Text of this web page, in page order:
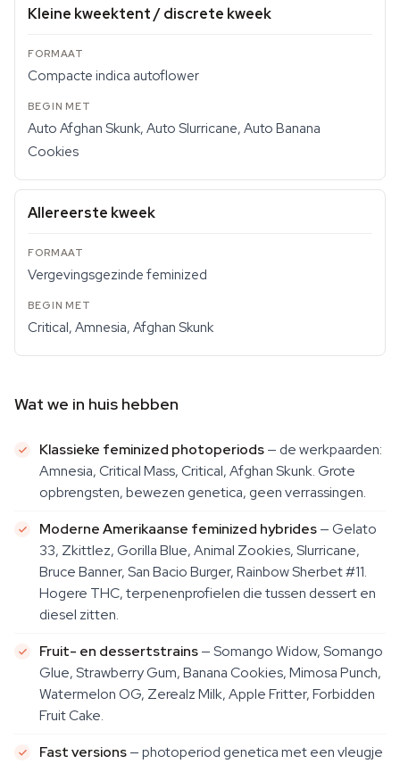
Kleine kweektent / discrete kweek
Compacte indica autoflower
Auto Afghan Skunk, Auto Slurricane, Auto Banana
Cookies
Allereerste kweek
Vergevingsgezinde feminized
Critical, Amnesia, Afghan Skunk
Wat we in huis hebben
Klassieke feminized photoperiods— de werkpaarden:
Amnesia, Critical Mass, Critical, Afghan Skunk. Grote
opbrengsten, bewezen genetica, geen verrassingen.
Moderne Amerikaanse feminized hybrides— Gelato
33, Zkittlez, Gorilla Blue, Animal Zookies, Slurricane,
Bruce Banner, San Bacio Burger, Rainbow Sherbet #11.
Hogere THC, terpenenprofielen die tussen dessert en
diesel zitten.
Fruit- en dessertstrains— Somango Widow, Somango
Glue, Strawberry Gum, Banana Cookies, Mimosa Punch,
Watermelon OG, Zerealz Milk, Apple Fritter, Forbidden
Fruit Cake.
Fast versions— photoperiod genetica met een vleugje